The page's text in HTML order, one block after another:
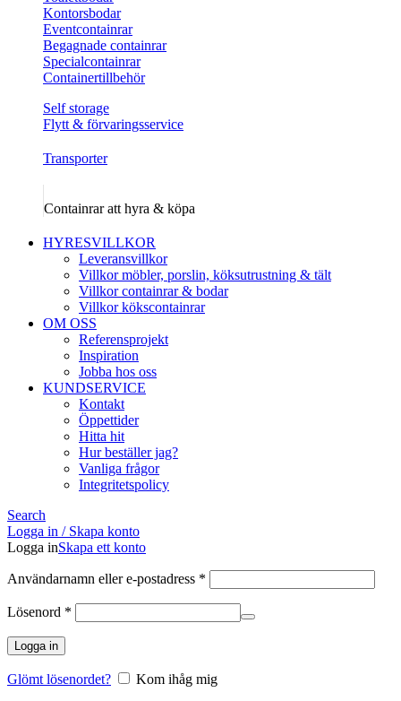
Kontorsbodar
Eventcontainrar
Begagnade containrar
Specialcontainrar
Containertillbehör
Self storage
Flytt & förvaringsservice
Transporter
Containrar att hyra & köpa
HYRESVILLKOR
Leveransvillkor
Villkor möbler, porslin, köksutrustning & tält
Villkor containrar & bodar
Villkor kökscontainrar
OM OSS
Referensprojekt
Inspiration
Jobba hos oss
KUNDSERVICE
Kontakt
Öppettider
Hitta hit
Hur beställer jag?
Vanliga frågor
Integritetspolicy
Search
Logga in / Skapa konto
Logga inSkapa ett konto
Användarnamn eller e-postadress *
Lösenord *
Logga in
Glömt lösenordet?
Kom ihåg mig